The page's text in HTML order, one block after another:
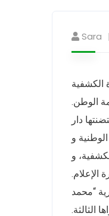
Sara
الكشفية
دار
و
و
الإعلام.
“محمد
الثالثة.